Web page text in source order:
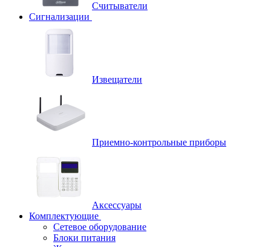
Считыватели
Сигнализации
Извещатели
Приемно-контрольные приборы
Аксессуары
Комплектующие
Сетевое оборудование
Блоки питания